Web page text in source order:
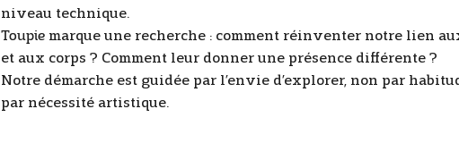
niveau technique.
Toupie marque une recherche : comment réinventer notre lien
et aux corps ? Comment leur donner une présence différente ?
Notre démarche est guidée par l’envie d’explorer, non par
par nécessité artistique.